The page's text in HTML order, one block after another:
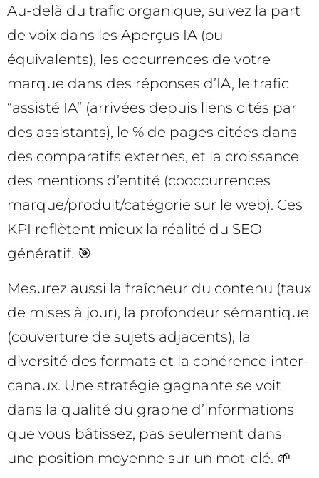
Au-delà du trafic organique, suivez la part
de voix dans les Aperçus IA (ou
équivalents), les occurrences de votre
marque dans des réponses d’IA, le trafic
“assisté IA” (arrivées depuis liens cités par
des assistants), le % de pages citées dans
des comparatifs externes, et la croissance
des mentions d’entité (cooccurrences
marque/produit/catégorie sur le web). Ces
KPI reflètent mieux la réalité du SEO
génératif. 🎯
Mesurez aussi la fraîcheur du contenu (taux
de mises à jour), la profondeur sémantique
(couverture de sujets adjacents), la
diversité des formats et la cohérence inter-
canaux. Une stratégie gagnante se voit
dans la qualité du graphe d’informations
que vous bâtissez, pas seulement dans
une position moyenne sur un mot-clé. 🌱